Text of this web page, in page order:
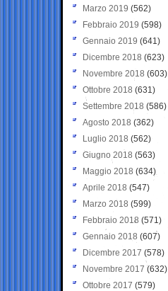
Marzo 2019 (562)
Febbraio 2019 (598)
Gennaio 2019 (641)
Dicembre 2018 (623)
Novembre 2018 (603)
Ottobre 2018 (631)
Settembre 2018 (586)
Agosto 2018 (362)
Luglio 2018 (562)
Giugno 2018 (563)
Maggio 2018 (634)
Aprile 2018 (547)
Marzo 2018 (599)
Febbraio 2018 (571)
Gennaio 2018 (607)
Dicembre 2017 (578)
Novembre 2017 (632)
Ottobre 2017 (579)